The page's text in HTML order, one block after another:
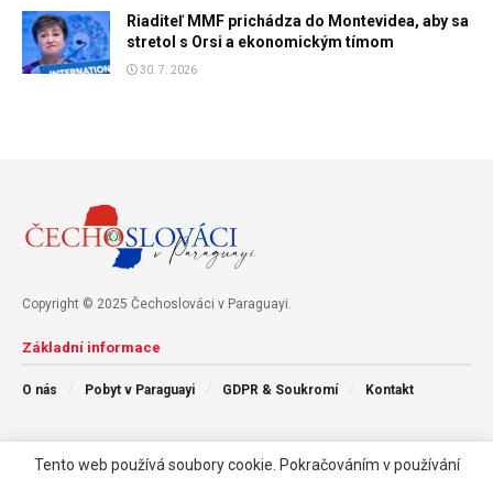
Riaditeľ MMF prichádza do Montevidea, aby sa
stretol s Orsi a ekonomickým tímom
30. 7. 2026
Copyright © 2025 Čechoslováci v Paraguayi.
Základní informace
O nás Pobyt v Paraguayi GDPR & Soukromí Kontakt
Následujte nás
Tento web používá soubory cookie. Pokračováním v používání